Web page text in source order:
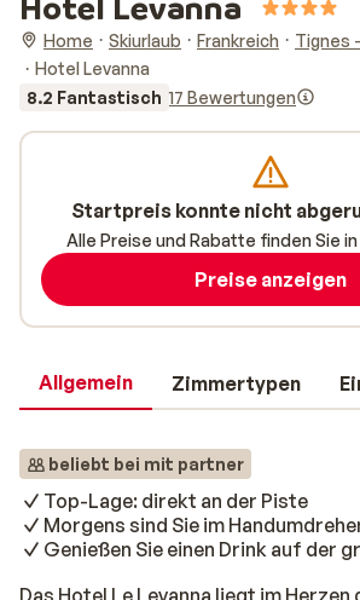
Home Skiurlaub Frankreich Tignes
Hotel Levanna
8.2 Fantastisch 17 Bewertungen
Allgemein Zimmertypen
beliebt bei mit partner
Top-Lage: direkt an der Piste
Morgens sind Sie im
Genießen Sie einen Drink auf der
Das Hotel Le Levanna liegt im
Startpreis konnte nicht
Alle Preise und Rabatte finden Sie
Preise anzeigen